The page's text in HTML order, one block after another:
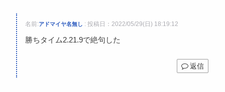
名前:アドマイヤ名無し : 投稿日：2022/05/29(日) 18:19:12
勝ちタイム2.21.9で絶句した
返信